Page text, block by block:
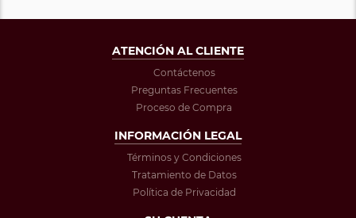
ATENCIÓN AL CLIENTE
Contáctenos
Preguntas Frecuentes
Proceso de Compra
INFORMACIÓN LEGAL
Términos y Condiciones
Tratamiento de Datos
Política de Privacidad